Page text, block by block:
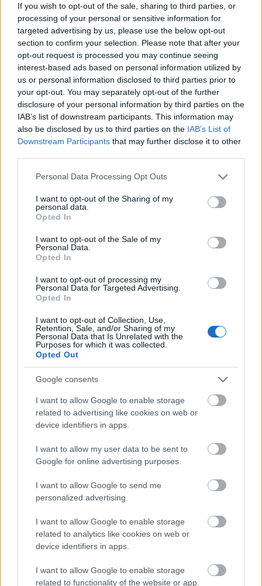
If you wish to opt-out of the sale, sharing to third parties, or
processing of your personal or sensitive information for
targeted advertising by us, please use the below opt-out
section to confirm your selection. Please note that after your
opt-out request is processed you may continue seeing
interest-based ads based on personal information utilized by
us or personal information disclosed to third parties prior to
your opt-out. You may separately opt-out of the further
disclosure of your personal information by third parties on the
IAB’s list of downstream participants. This information may
also be disclosed by us to third parties on the IAB’s List of
Downstream Participants that may further disclose it to other
Please note that this website/app uses one or more Google
not limited to your visit or usage behaviour. You may click to
grant or deny consent to Google and its third-party tags to
use your data for below specified purposes in below Google
consent section.
Personal Data Processing Opt Outs
I want to opt-out of the Sharing of my
personal data.
Opted In
I want to opt-out of the Sale of my
Personal Data.
Opted In
I want to opt-out of processing my
Personal Data for Targeted Advertising.
Opted In
I want to opt-out of Collection, Use,
Retention, Sale, and/or Sharing of my
Personal Data that Is Unrelated with the
Purposes for which it was collected.
Opted Out
Google consents
I want to allow Google to enable storage
related to advertising like cookies on web or
device identifiers in apps.
I want to allow my user data to be sent to
Google for online advertising purposes.
I want to allow Google to send me
personalized advertising.
I want to allow Google to enable storage
related to analytics like cookies on web or
device identifiers in apps.
I want to allow Google to enable storage
related to functionality of the website or app.
Kedves Színházbarátok!
A Bárka Színház nehéz helyzete miatt úgy látszott,
hogy nem tud részt venni a Színházak éjszakája
programban. Azonban ez egy olyan presztízsű
programsorozat, amely mind a színházak mind a
közönségük számára fontos esemény.
Így a nehézségek ellenére, de mégis úgy döntöttünk,
hogy csökkentett programmal, de mindenképp részt
veszünk ezen a nagyszerű színházi ünnepen.
A korábban meghirdetett programok közül a
című programok kerülnek megtartásra, ezek
előzetes regisztrációja már betelt, a további szabad
Azonban bekerült egy új program is, az Odüsszeusz
szemeteslapáton című Európában egyedülálló,
remek humorú tárgyszínházi előadás, amire 2014.
szeptember 17. 10:00-tól lehet regisztrálni a
Színházak éjszakája webes felületén.
Megértésüket köszönjük!
A Bárka Színház módosított programja itt
található.